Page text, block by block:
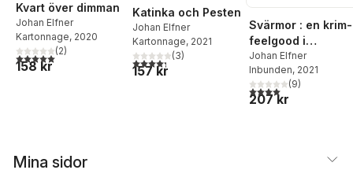
Kvart över dimman
Johan Elfner
Kartonnage, 2020
5,0utav 5 stjärnor. Totalt antal röster:
(2)
158 kr
Katinka och Pesten
Johan Elfner
Kartonnage, 2021
4,3utav 5 stjärnor. Totalt antal röster:
(3)
157 kr
Svärmor : en krim-
feelgood i
coronatider
Johan Elfner
Inbunden, 2021
4,0utav 5 stjärnor.
(9)
207 kr
Mina sidor